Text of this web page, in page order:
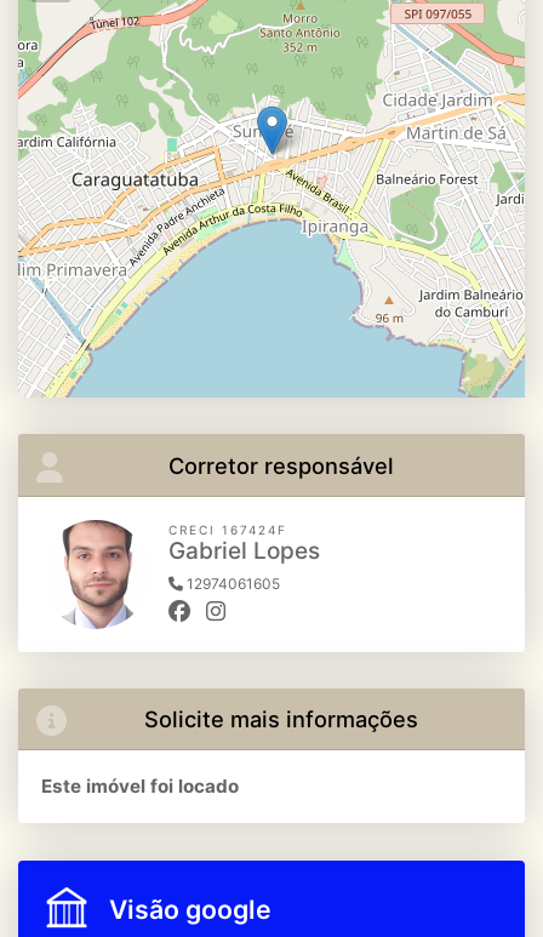
Corretor responsável
CRECI 167424F
Gabriel Lopes
12974061605
Solicite mais informações
Este imóvel foi locado
Visão google